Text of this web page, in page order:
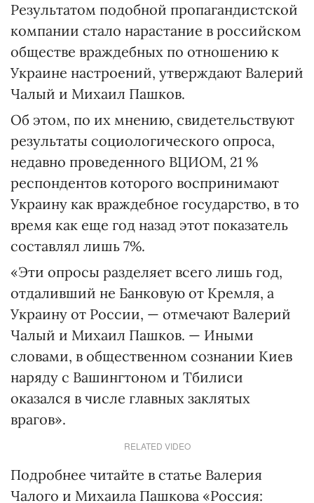
Результатом подобной пропагандистской
компании стало нарастание в российском
обществе враждебных по отношению к
Украине настроений, утверждают Валерий
Чалый и Михаил Пашков.
Об этом, по их мнению, свидетельствуют
результаты социологического опроса,
недавно проведенного ВЦИОМ, 21 %
респондентов которого воспринимают
Украину как враждебное государство, в то
время как еще год назад этот показатель
составлял лишь 7%.
«Эти опросы разделяет всего лишь год,
отдаливший не Банковую от Кремля, а
Украину от России, — отмечают Валерий
Чалый и Михаил Пашков. — Иными
словами, в общественном сознании Киев
наряду с Вашингтоном и Тбилиси
оказался в числе главных заклятых
врагов».
RELATED VIDEO
Подробнее читайте в статье Валерия
Чалого и Михаила Пашкова «Россия: